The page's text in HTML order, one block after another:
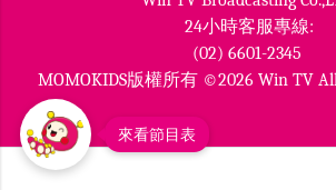
24小時客服專線:
(02) 6601-2345
MOMOKIDS版權所有 ©2026 Win TV All
來看節目表